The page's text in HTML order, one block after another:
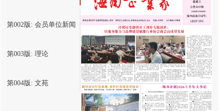
第002版: 会员单位新闻
第003版: 理论
第004版: 文苑